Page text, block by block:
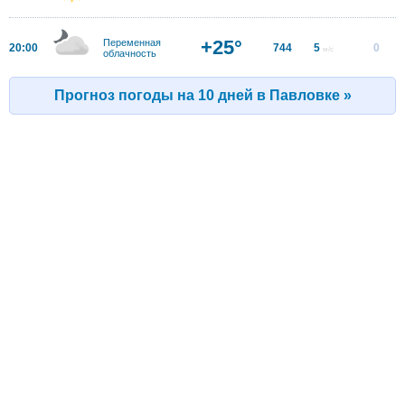
20:00
Переменная
облачность
+25° 744 5 м/с 0
Прогноз погоды на 10 дней в Павловке »